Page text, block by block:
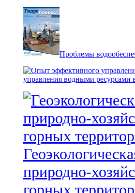
Проблемы
управления водными ресурсами
природно-